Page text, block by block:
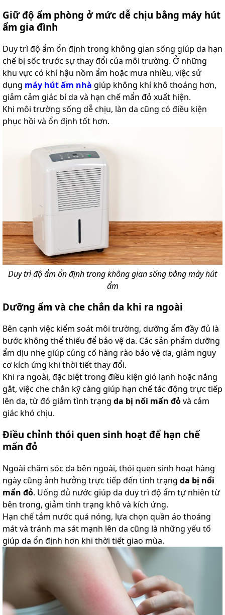
Giữ độ ẩm phòng ở mức dễ chịu bằng máy hút
ẩm gia đình
Duy trì độ ẩm ổn định trong không gian sống giúp da hạn
chế bị sốc trước sự thay đổi của môi trường. Ở những
khu vực có khí hậu nồm ẩm hoặc mưa nhiều, việc sử
dụng máy hút ẩm nhà giúp không khí khô thoáng hơn,
giảm cảm giác bí da và hạn chế mẩn đỏ xuất hiện.
Khi môi trường sống dễ chịu, làn da cũng có điều kiện
phục hồi và ổn định tốt hơn.
Duy trì độ ẩm ổn định trong không gian sống bằng máy hút
ẩm
Dưỡng ẩm và che chắn da khi ra ngoài
Bên cạnh việc kiểm soát môi trường, dưỡng ẩm đầy đủ là
bước không thể thiếu để bảo vệ da. Các sản phẩm dưỡng
ẩm dịu nhẹ giúp củng cố hàng rào bảo vệ da, giảm nguy
cơ kích ứng khi thời tiết thay đổi.
Khi ra ngoài, đặc biệt trong điều kiện gió lạnh hoặc nắng
gắt, việc che chắn kỹ càng giúp hạn chế tác động trực tiếp
lên da, từ đó giảm tình trạng da bị nổi mẩn đỏvà cảm
giác khó chịu.
Điều chỉnh thói quen sinh hoạt để hạn chế
mẩn đỏ
Ngoài chăm sóc da bên ngoài, thói quen sinh hoạt hàng
ngày cũng ảnh hưởng trực tiếp đến tình trạng da bị nổi
mẩn đỏ. Uống đủ nước giúp da duy trì độ ẩm tự nhiên từ
bên trong, giảm tình trạng khô và kích ứng.
Hạn chế tắm nước quá nóng, lựa chọn quần áo thoáng
mát và tránh ma sát mạnh lên da cũng là những yếu tố
giúp da ổn định hơn khi thời tiết giao mùa.